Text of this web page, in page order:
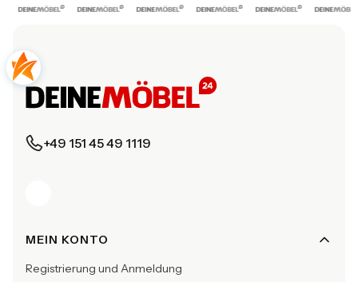
+49 151 45 49 1119
Fußzeilenmenü
MEIN KONTO
Registrierung und Anmeldung